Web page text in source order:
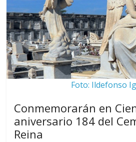
Foto: Ildefonso
Conmemorarán en
aniversario 184 del
Reina